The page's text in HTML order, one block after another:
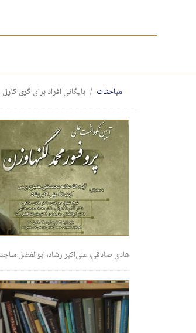
مباحثات بایگانی افراد برای گری
هادی صادقی،علی‌اکبر رشاد،ابوالفضل